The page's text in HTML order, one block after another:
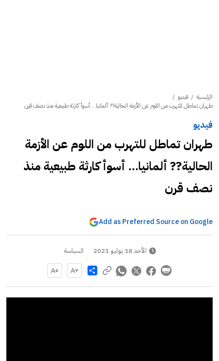
الرئيسية / فيديو /
طهران تماطل للتهرب من اللوم عن الأزمة الحالية?? ألمانيا... أسوأ كارثة طبيعية منذ نصف قرن
فيديو
طهران تماطل للتهرب من اللوم عن الأزمة
الحالية?? ألمانيا... أسوأ كارثة طبيعية منذ
نصف قرن
Add as Preferred Source on Google
الأحد 18 يوليو 2021 السياسة
Share